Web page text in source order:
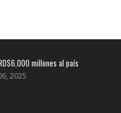
millones al país
2025